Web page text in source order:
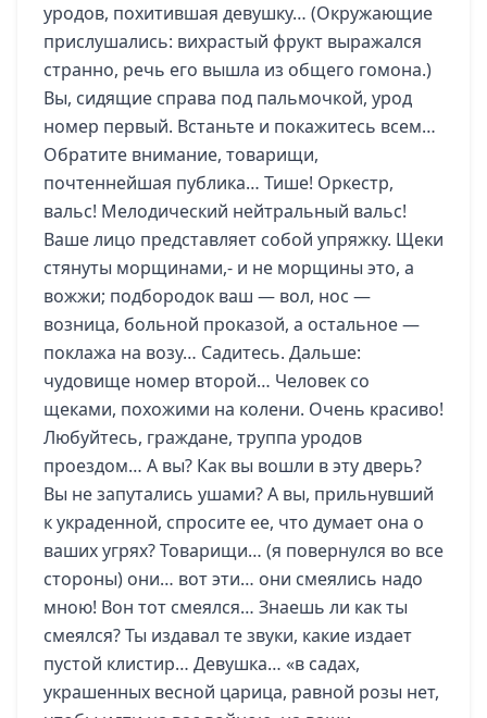
уродов, похитившая девушку… (Окружающие
прислушались: вихрастый фрукт выражался
странно, речь его вышла из общего гомона.)
Вы, сидящие справа под пальмочкой, урод
номер первый. Встаньте и покажитесь всем…
Обратите внимание, товарищи,
почтеннейшая публика… Тише! Оркестр,
вальс! Мелодический нейтральный вальс!
Ваше лицо представляет собой упряжку. Щеки
стянуты морщинами,- и не морщины это, а
вожжи; подбородок ваш — вол, нос —
возница, больной проказой, а остальное —
поклажа на возу… Садитесь. Дальше:
чудовище номер второй… Человек со
щеками, похожими на колени. Очень красиво!
Любуйтесь, граждане, труппа уродов
проездом… А вы? Как вы вошли в эту дверь?
Вы не запутались ушами? А вы, прильнувший
к украденной, спросите ее, что думает она о
ваших угрях? Товарищи… (я повернулся во все
стороны) они… вот эти… они смеялись надо
мною! Вон тот смеялся… Знаешь ли как ты
смеялся? Ты издавал те звуки, какие издает
пустой клистир… Девушка… «в садах,
украшенных весной царица, равной розы нет,